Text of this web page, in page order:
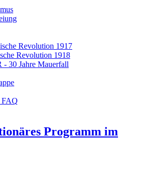
Revolution 1917
Revolution 1918
- 30 Jahre Mauerfall
FAQ
Programm im